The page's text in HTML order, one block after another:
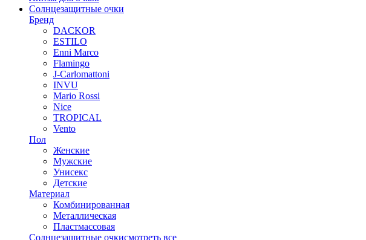
Солнцезащитные очки
Бренд
DACKOR
ESTILO
Enni Marco
Flamingo
J-Carlomattoni
INVU
Mario Rossi
Nice
TROPICAL
Vento
Пол
Женские
Мужские
Унисекс
Детские
Материал
Комбинированная
Металлическая
Пластмассовая
Солнцезащитные очкисмотреть все